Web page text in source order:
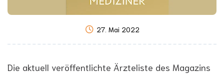
27. Mai 2022
Die aktuell veröffentlichte Ärzteliste des Magazins